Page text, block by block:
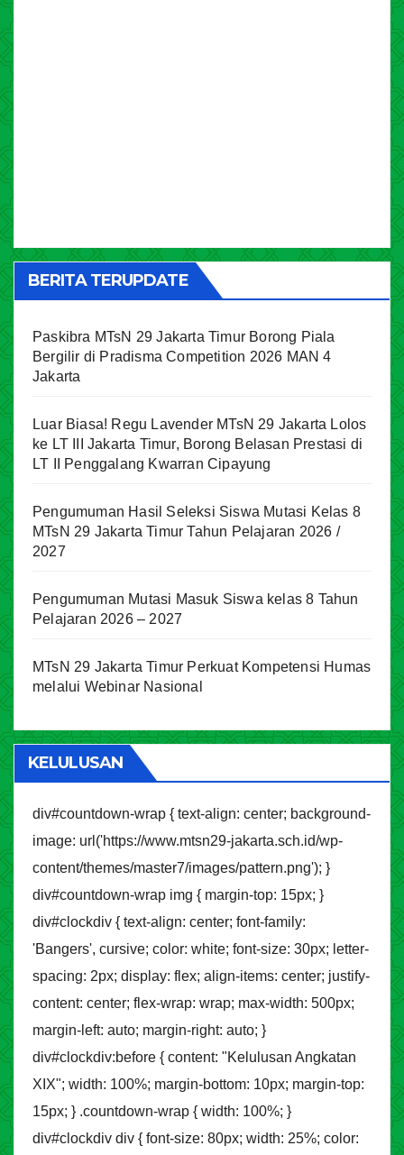
BERITA TERUPDATE
Paskibra MTsN 29 Jakarta Timur Borong Piala
Bergilir di Pradisma Competition 2026 MAN 4
Jakarta
Luar Biasa! Regu Lavender MTsN 29 Jakarta Lolos
ke LT III Jakarta Timur, Borong Belasan Prestasi di
LT II Penggalang Kwarran Cipayung
Pengumuman Hasil Seleksi Siswa Mutasi Kelas 8
MTsN 29 Jakarta Timur Tahun Pelajaran 2026 /
2027
Pengumuman Mutasi Masuk Siswa kelas 8 Tahun
Pelajaran 2026 – 2027
MTsN 29 Jakarta Timur Perkuat Kompetensi Humas
melalui Webinar Nasional
KELULUSAN
div#countdown-wrap { text-align: center; background-
image: url('https://www.mtsn29-jakarta.sch.id/wp-
content/themes/master7/images/pattern.png'); }
div#countdown-wrap img { margin-top: 15px; }
div#clockdiv { text-align: center; font-family:
'Bangers', cursive; color: white; font-size: 30px; letter-
spacing: 2px; display: flex; align-items: center; justify-
content: center; flex-wrap: wrap; max-width: 500px;
margin-left: auto; margin-right: auto; }
div#clockdiv:before { content: "Kelulusan Angkatan
XIX"; width: 100%; margin-bottom: 10px; margin-top:
15px; } .countdown-wrap { width: 100%; }
div#clockdiv div { font-size: 80px; width: 25%; color: